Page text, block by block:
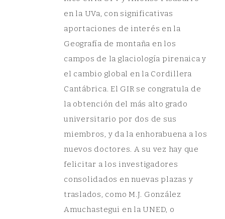
en la UVa, con significativas
aportaciones de interés en la
Geografía de montaña en los
campos de la glaciología pirenaica y
el cambio global en la Cordillera
Cantábrica. El GIR se congratula de
la obtención del más alto grado
universitario por dos de sus
miembros, y da la enhorabuena a los
nuevos doctores. A su vez hay que
felicitar a los investigadores
consolidados en nuevas plazas y
traslados, como M.J. González
Amuchastegui en la UNED, o